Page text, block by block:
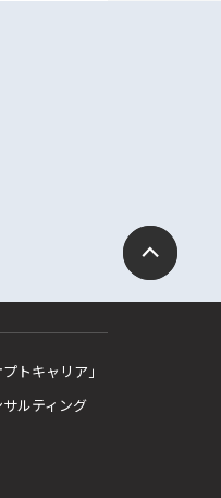
トキャリア」
ルティング